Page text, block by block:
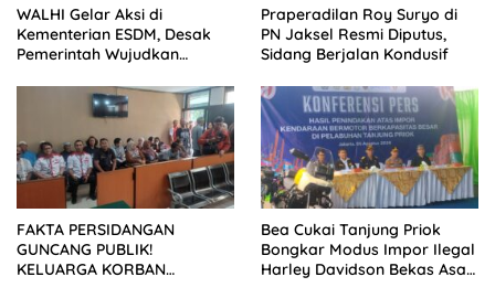
WALHI Gelar Aksi di
Kementerian ESDM, Desak
Pemerintah Wujudkan
Praperadilan Roy Suryo di
PN Jaksel Resmi Diputus,
Sidang Berjalan Kondusif
FAKTA PERSIDANGAN
GUNCANG PUBLIK!
KELUARGA KORBAN
Bea Cukai Tanjung Priok
Bongkar Modus Impor Ilegal
Harley Davidson Bekas Asal